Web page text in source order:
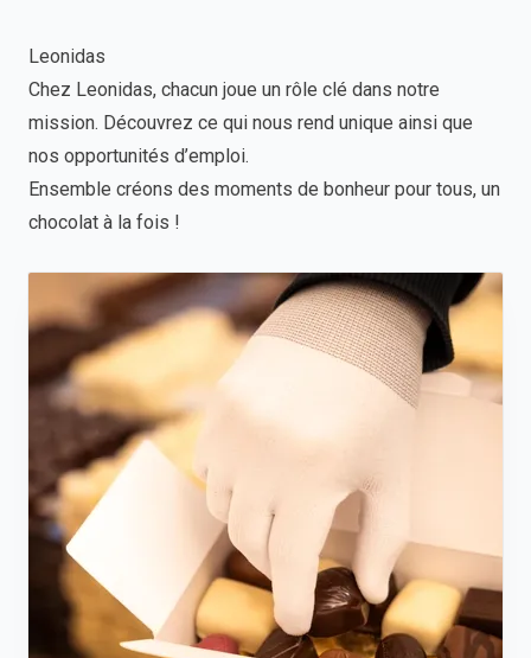
Leonidas
Chez Leonidas, chacun joue un rôle clé dans notre
mission. Découvrez ce qui nous rend unique ainsi que
nos opportunités d’emploi.
Ensemble créons des moments de bonheur pour tous, un
chocolat à la fois !